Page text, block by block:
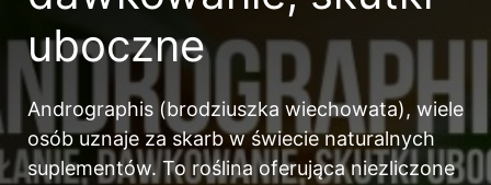
uboczne
Andrographis (brodziuszka wiechowata), wiele
osób uznaje za skarb w świecie naturalnych
suplementów. To roślina oferująca niezliczone